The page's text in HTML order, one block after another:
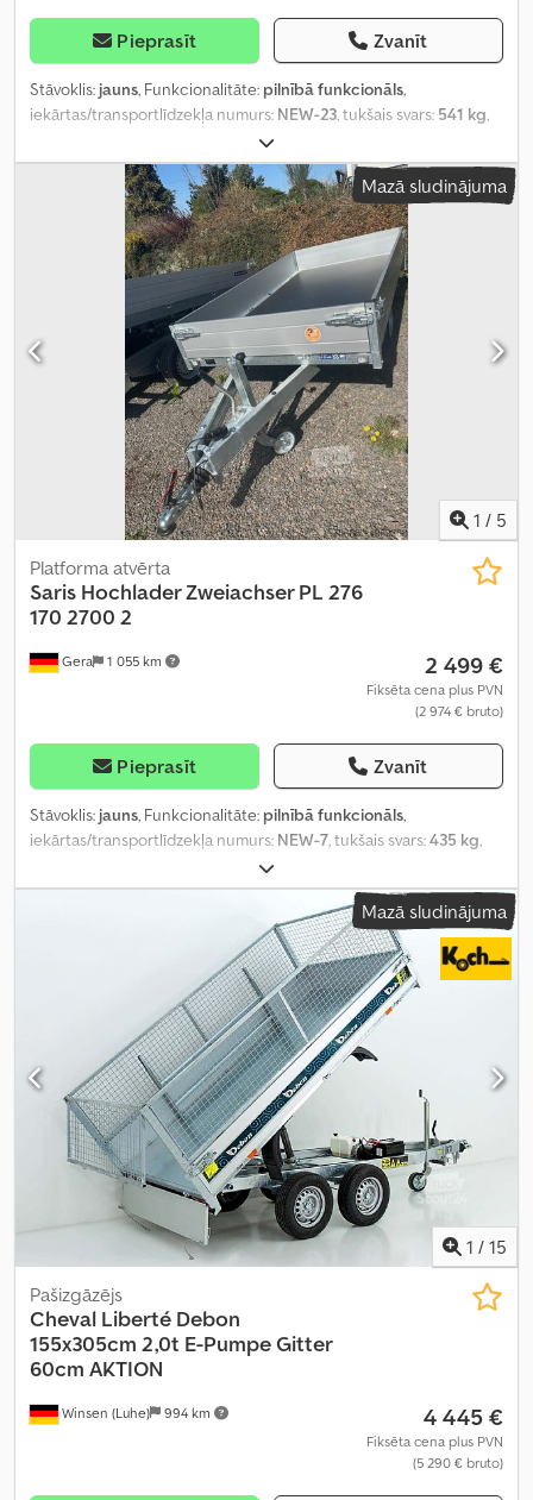
Pieprasīt Zvanīt
Stāvoklis: jauns, Funkcionalitāte: pilnībā funkcionāls,
iekārtas/transportlīdzekļa numurs: NEW-23, tukšais svars: 541 kg,
, kopējais svars:
konfigurācija:2 asis, krautuves garums:4 060 mm, iekraušanas
vietas platums:1 840 mm, iekraušanas telpas augstums:350 mm,
piekares sistēma:cits, riepas izmērs:195 / 50 R 13, maksimālais
100 km/h, krāsa:sudraba, piekabes bremze:bremzēta
, Ražošanas gads:2026, bremzes:cits,
Mazā sludinājuma
1 / 5
Gera 1 055 km
Platforma atvērta
Saris Hochlader Zweiachser PL 276
170 2700 2
2 499 €
Fiksēta cena plus PVN
(2 974 € bruto)
Pieprasīt Zvanīt
Stāvoklis: jauns, Funkcionalitāte: pilnībā funkcionāls,
iekārtas/transportlīdzekļa numurs: NEW-7, tukšais svars:435 kg,
, kopējais svars:
konfigurācija:1 ass, krautuves garums:2 760 mm, iekraušanas
, iekraušanas telpas augstums:300 mm,
, riepas izmērs:195 / 50 R 13, maksimālais
sudraba, piekabes bremze:bremzēta
, Ražošanas gads:2026, bremzes:cits,
Mazā sludinājuma
1 / 15
Winsen (Luhe) 994 km
Pašizgāzējs
Cheval Liberté Debon
155x305cm 2,0t E-Pumpe Gitter
60cm AKTION
4 445 €
Fiksēta cena plus PVN
(5 290 € bruto)